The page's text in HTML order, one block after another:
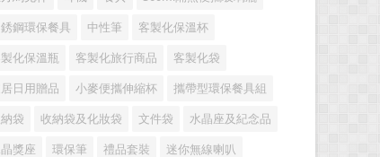
鋼環保餐具 中性筆 客製化保溫杯
化保溫瓶 客製化旅行商品 客製化袋
日用贈品 小麥便攜伸縮杯 攜帶型環保餐具組
袋 收納袋及化妝袋 文件袋 水晶座及紀念品
獎座 環保筆 禮品套裝 迷你無線喇叭